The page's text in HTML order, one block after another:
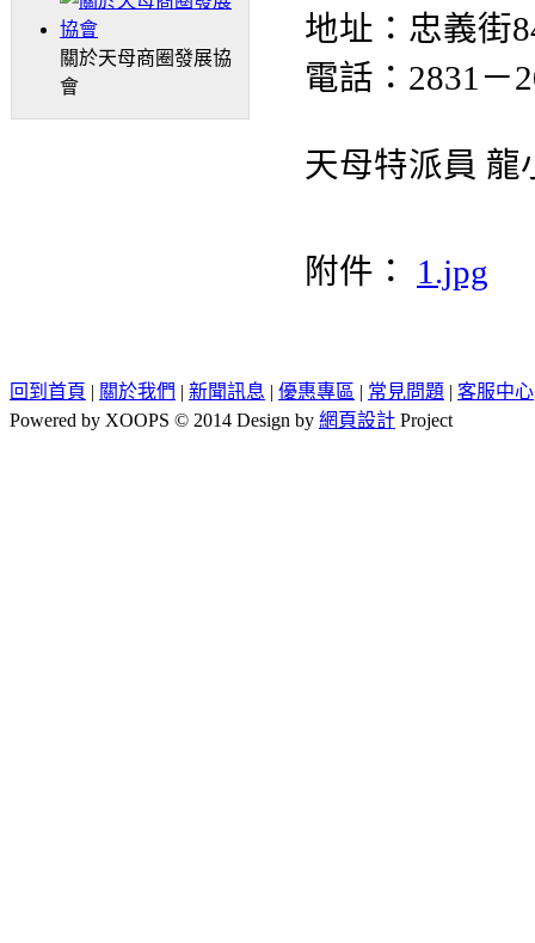
關於天母商圈發展協
會
地址：忠義街
電話：2831－
天母特派員 龍
附件： 1.jpg
回到首頁 | 關於我們 | 新聞訊息 | 優惠專區 | 常見問題 | 客服中心
Powered by XOOPS © 2014 Design by 網頁設計 Project